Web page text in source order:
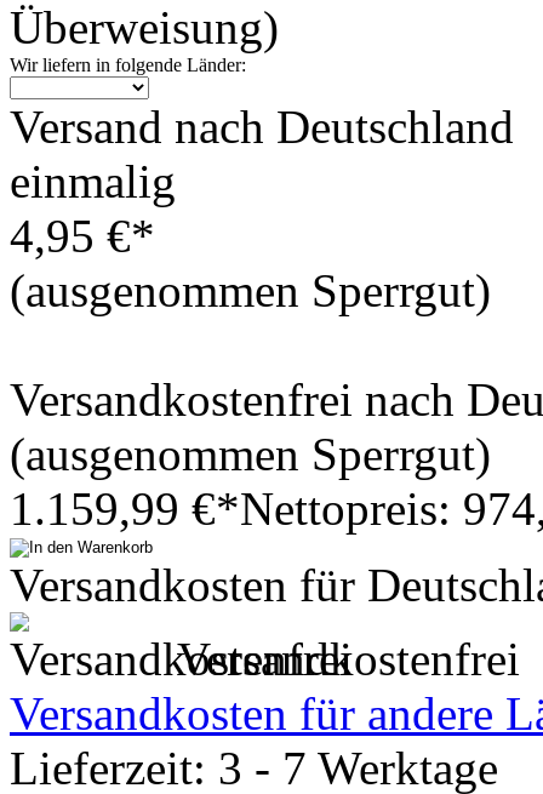
Überweisung)
Wir liefern in folgende Länder:
Versand nach Deutschland
einmalig
4,95 €*
(ausgenommen Sperrgut)
Versandkostenfrei nach
(ausgenommen Sperrgut)
1.159,99 €*Nettopreis:
Versandkosten für
Versandkostenfrei
Versandkosten für andere
Lieferzeit: 3 - 7 Werktage